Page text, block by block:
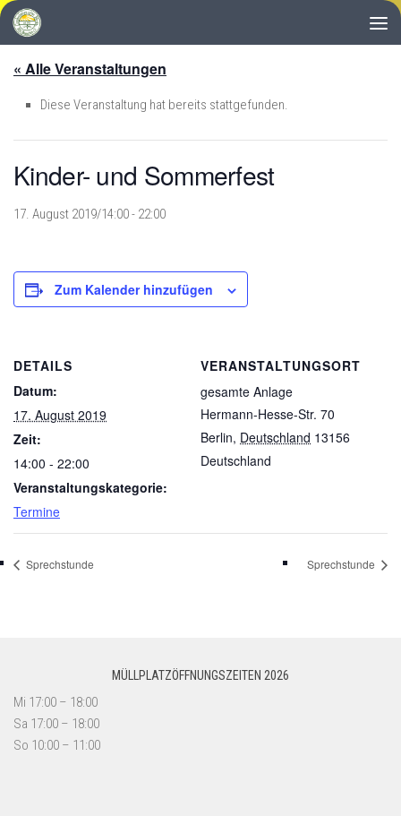
Zum Inhalt springen
« Alle Veranstaltungen
Diese Veranstaltung hat bereits stattgefunden.
Kinder- und Sommerfest
17. August 2019/14:00- 22:00
Zum Kalender hinzufügen
DETAILS
Datum:
17. August 2019
Zeit:
14:00 - 22:00
Veranstaltungskategorie:
Termine
VERANSTALTUNGSORT
gesamte Anlage
Hermann-Hesse-Str. 70
Berlin, Deutschland 13156
Deutschland
Sprechstunde Sprechstunde
MÜLLPLATZÖFFNUNGSZEITEN 2026
Mi 17:00 – 18:00
Sa 17:00 – 18:00
So 10:00 – 11:00